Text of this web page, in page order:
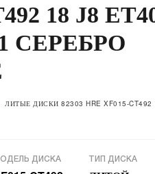
18 J8
СЕРЕБРО
ЛИТЫЕ ДИСКИ 82303 HRE XF015-CT492
ДИСКА ТИП ДИСКА